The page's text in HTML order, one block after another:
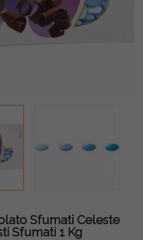
Sfumati Celeste
Sfumati 1 Kg